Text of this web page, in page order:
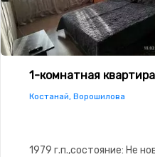
1-комнатная
Костанай, Ворошилова
1979 г.п.,состояние: Не